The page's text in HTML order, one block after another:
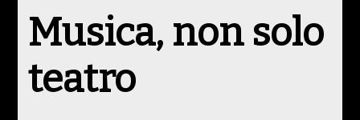
Musica, non solo
teatro